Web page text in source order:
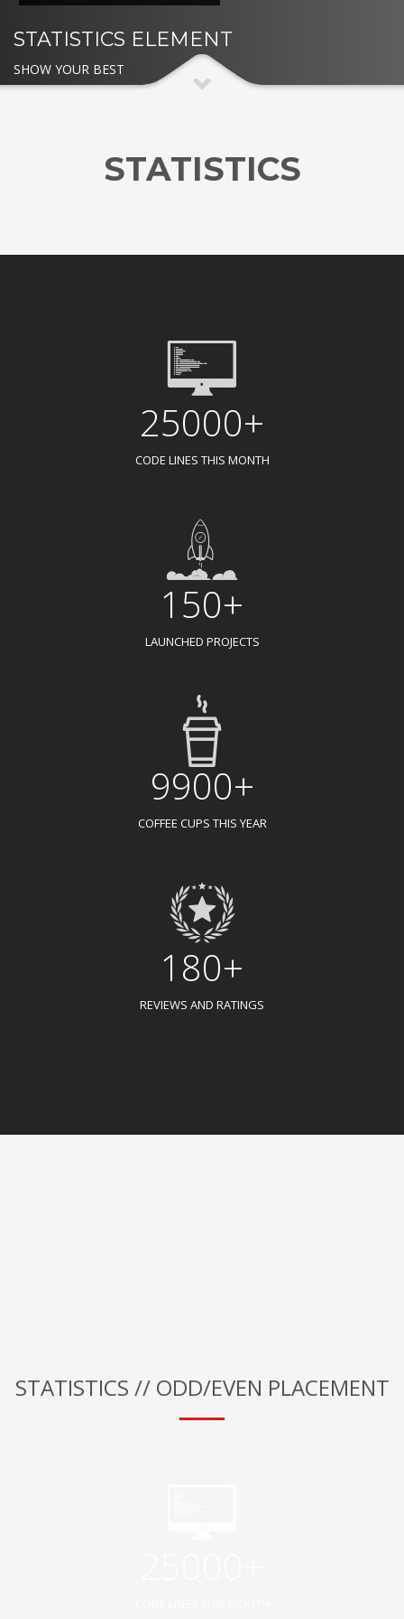
STATISTICS ELEMENT
SHOW YOUR BEST
STATISTICS
25000+
CODE LINES THIS MONTH
150+
LAUNCHED PROJECTS
9900+
COFFEE CUPS THIS YEAR
180+
REVIEWS AND RATINGS
STATISTICS // ODD/EVEN PLACEMENT